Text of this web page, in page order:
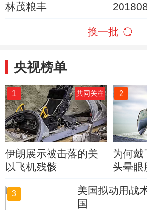
林茂粮丰
木
换一批
央视榜单
1 共同关注
伊朗展示被击落的美
以飞机残骸
2
为何戴
头晕眼
3
美国拟动用战
国